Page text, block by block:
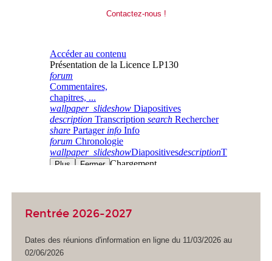
Contactez-nous !
Rentrée 2026-2027
Dates des réunions d'information en ligne du 11/03/2026 au
02/06/2026